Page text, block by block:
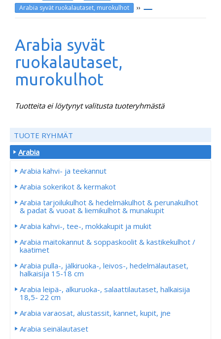
Arabia syvät ruokalautaset, murokulhot ››
Arabia syvät
ruokalautaset,
murokulhot
Tuotteita ei löytynyt valitusta tuoteryhmästä
TUOTE RYHMÄT
Arabia
Arabia kahvi- ja teekannut
Arabia sokerikot & kermakot
Arabia tarjoilukulhot & hedelmäkulhot & perunakulhot
& padat & vuoat & liemikulhot & munakupit
Arabia kahvi-, tee-, mokkakupit ja mukit
Arabia maitokannut & soppaskoolit & kastikekulhot /
kaatimet
Arabia pulla-, jälkiruoka-, leivos-, hedelmälautaset,
halkaisija 15-18 cm
Arabia leipä-, alkuruoka-, salaattilautaset, halkaisija
18,5- 22 cm
Arabia varaosat, alustassit, kannet, kupit, jne
Arabia seinälautaset